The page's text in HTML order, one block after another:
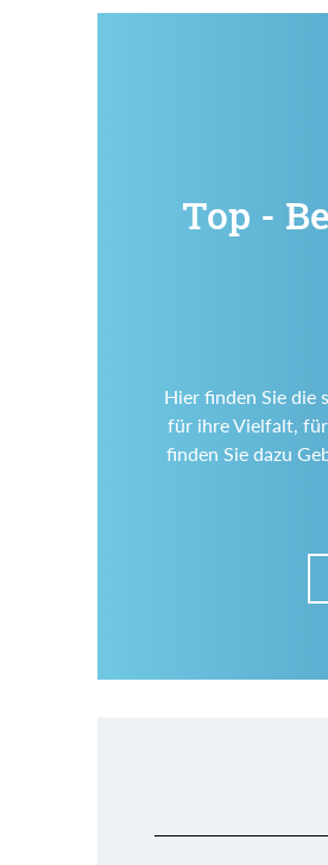
Top -
Hier finden Sie die
für ihre Vielfalt, für
finden Sie dazu